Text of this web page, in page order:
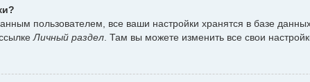
пользователем, все ваши настройки хранятся в базе
Личный раздел . Там вы можете изменить все свои